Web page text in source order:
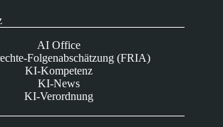
AI Office
Folgenabschätzung (FRIA)
KI-Kompetenz
KI-News
KI-Verordnung